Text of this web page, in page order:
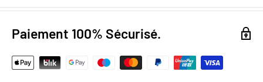
Design numérique: colorimétrie optimale / effet
trompe l'œil
Grammage :
Paiement 100% Sécurisé.